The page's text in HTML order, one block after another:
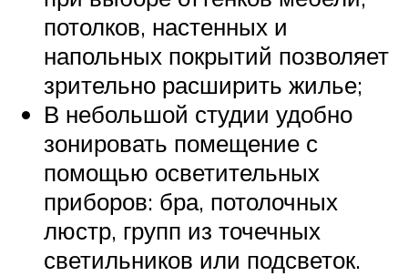
потолков, настенных и
напольных покрытий позволяет
зрительно расширить жилье;
В небольшой студии удобно
зонировать помещение с
помощью осветительных
приборов: бра, потолочных
люстр, групп из точечных
светильников или подсветок.